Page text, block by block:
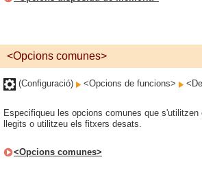
<Opcions comunes>
(Configuració) <Opcions de funcions>
Especifiqueu les opcions comunes que s'utilitzen
llegits o utilitzeu els fitxers desats.
<Opcions comunes>